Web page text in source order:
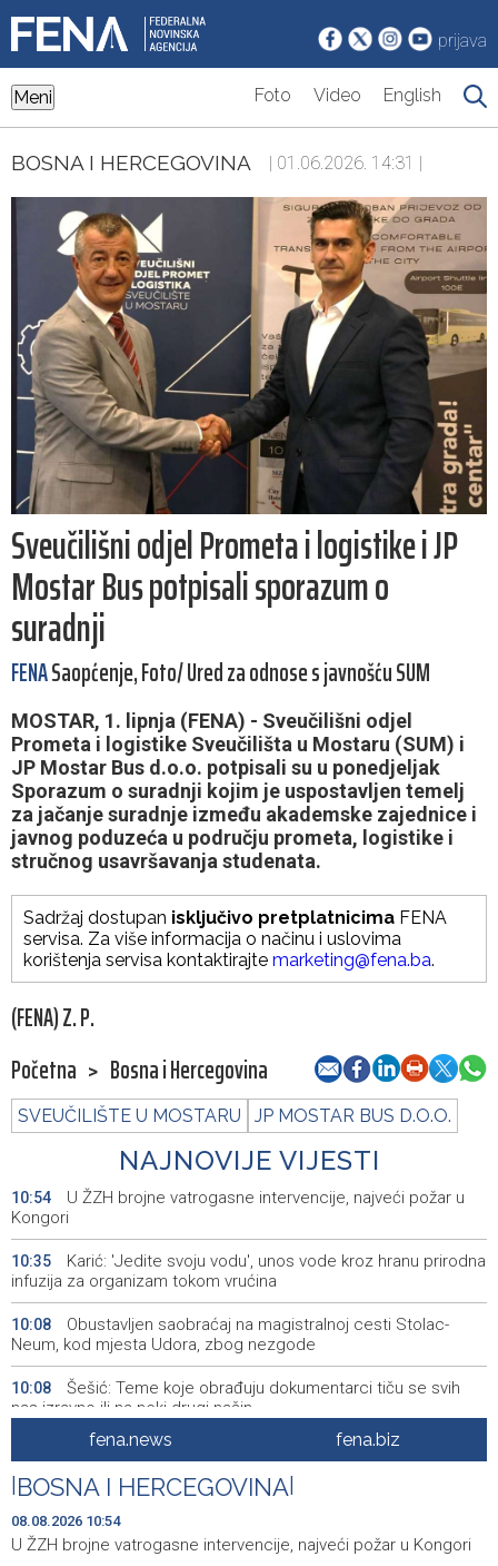
prijava
Meni Foto Video English
BOSNA I HERCEGOVINA | 01.06.2026. 14:31 |
Sveučilišni odjel Prometa i logistike i JP
Mostar Bus potpisali sporazum o
suradnji
FENASaopćenje, Foto/ Ured za odnose s javnošću SUM
MOSTAR, 1. lipnja (FENA) - Sveučilišni odjel
Prometa i logistike Sveučilišta u Mostaru (SUM) i
JP Mostar Bus d.o.o. potpisali su u ponedjeljak
Sporazum o suradnji kojim je uspostavljen temelj
za jačanje suradnje između akademske zajednice i
javnog poduzeća u području prometa, logistike i
stručnog usavršavanja studenata.
Sadržaj dostupan isključivo pretplatnicima FENA
servisa. Za više informacija o načinu i uslovima
korištenja servisa kontaktirajte marketing@fena.ba.
(FENA) Z. P.
Početna > Bosna i Hercegovina
SVEUČILIŠTE U MOSTARU JP MOSTAR BUS D.O.O.
NAJNOVIJE VIJESTI
10:54
U ŽZH brojne vatrogasne intervencije, najveći požar u
Kongori
10:35
Karić: 'Jedite svoju vodu', unos vode kroz hranu prirodna
infuzija za organizam tokom vrućina
10:08
Obustavljen saobraćaj na magistralnoj cesti Stolac-
Neum, kod mjesta Udora, zbog nezgode
10:08
Šešić: Teme koje obrađuju dokumentarci tiču se svih
nas izravno ili na neki drugi način
Stručnjaci - Uz nizak nivo količine vode u rijekama,
najveći problem netretirane komunalne otpadne vode
10:05
U BiH narednih dana sunčano i vruće, na jugu zemlje
temperatura do 41 stepen
fena.news fena.biz
BOSNA I HERCEGOVINA
08.08.2026 10:54
U ŽZH brojne vatrogasne intervencije, najveći požar u Kongori